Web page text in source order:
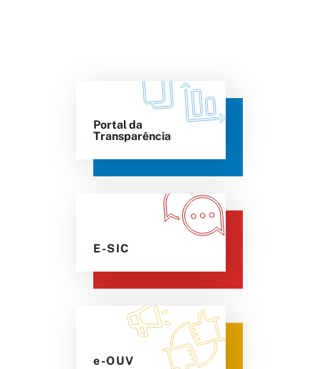
Portal da
Transparência
E-SIC
e-OUV